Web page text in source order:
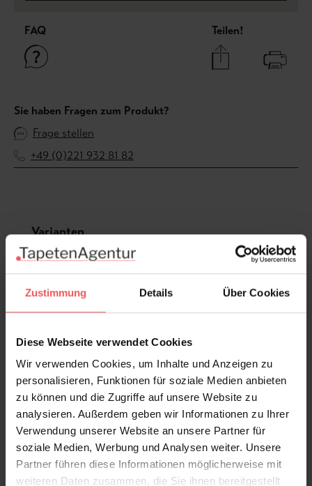
Zustimmung Details Über Cookies
Diese Webseite verwendet Cookies
Wir verwenden Cookies, um Inhalte und Anzeigen zu
personalisieren, Funktionen für soziale Medien anbieten
zu können und die Zugriffe auf unsere Website zu
analysieren. Außerdem geben wir Informationen zu Ihrer
Verwendung unserer Website an unsere Partner für
soziale Medien, Werbung und Analysen weiter. Unsere
Partner führen diese Informationen möglicherweise mit
weiteren Daten zusammen, die Sie ihnen bereitgestellt
FAQ Teilen!
Sie haben Fragen zum Produkt?
Frage stellen
+49 (0)221 932 81 82
Produktgalerie überspringen
Varianten